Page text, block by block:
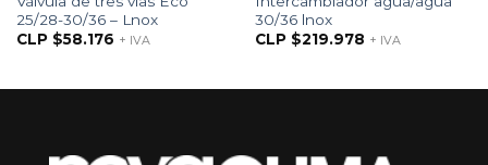
25/28-30/36 – Lnox
CLP $58.176 + IVA
30/36 lnox
CLP $219.978 + IVA